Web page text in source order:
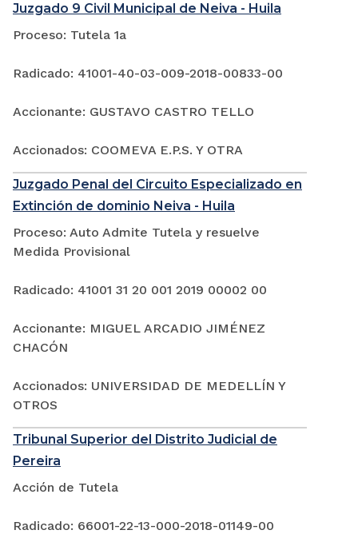
Juzgado 9 Civil Municipal de Neiva - Huila
Proceso: Tutela 1a
Radicado: 41001-40-03-009-2018-00833-00
Accionante: GUSTAVO CASTRO TELLO
Accionados: COOMEVA E.P.S. Y OTRA
Juzgado Penal del Circuito Especializado en
Extinción de dominio Neiva - Huila
Proceso: Auto Admite Tutela y resuelve
Medida Provisional
Radicado: 41001 31 20 001 2019 00002 00
Accionante: MIGUEL ARCADIO JIMÉNEZ
CHACÓN
Accionados: UNIVERSIDAD DE MEDELLÍN Y
OTROS
Tribunal Superior del Distrito Judicial de
Pereira
Acción de Tutela
Radicado: 66001-22-13-000-2018-01149-00